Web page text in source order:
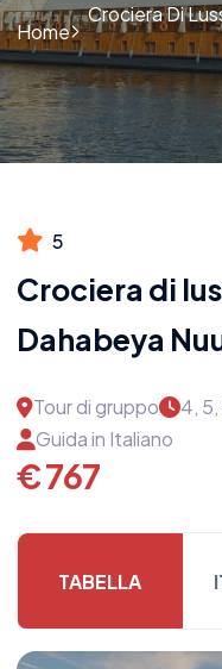
Home
Crociera Di
Crociera di
Dahabeya
5
Tour di gruppo 4, 5,
Guida in Italiano
€ 767
TABELLA